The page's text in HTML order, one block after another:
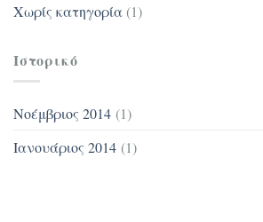
Χωρίς κατηγορία (1)
Ιστορικό
Νοέμβριος 2014 (1)
Ιανουάριος 2014 (1)